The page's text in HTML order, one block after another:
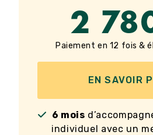
2
Paiement en 12 fois &
EN SAVOIR
6 mois
individuel avec un